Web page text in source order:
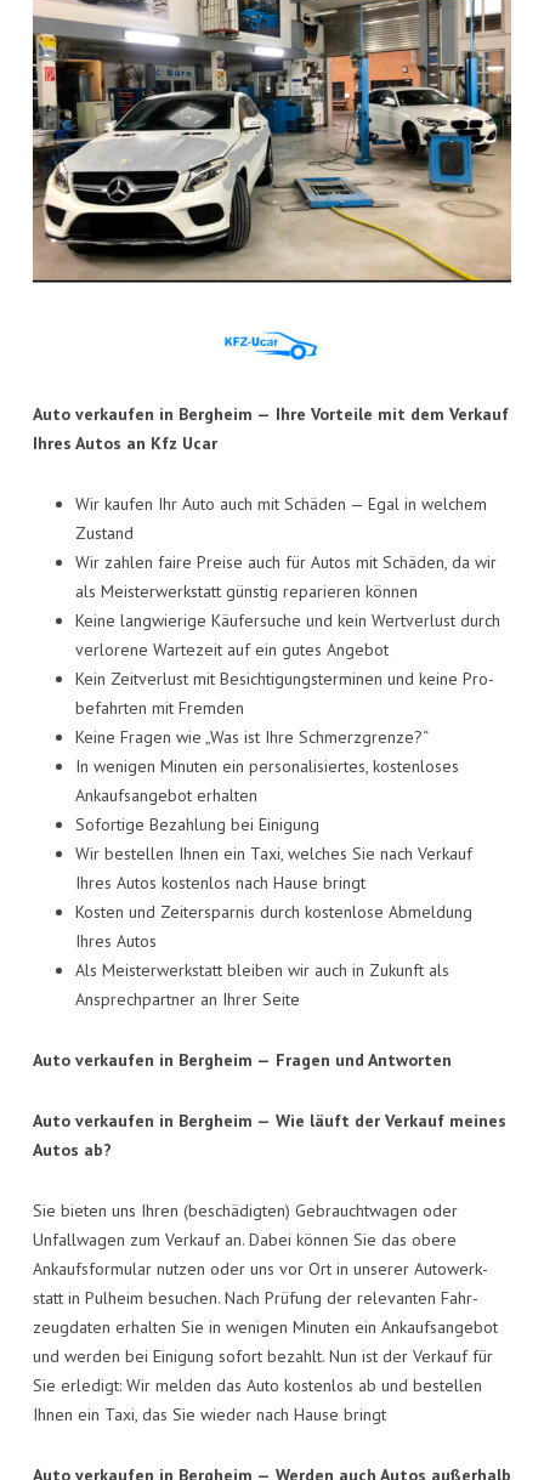
Auto ver­kau­fen in Berg­heim — Ihre Vor­tei­le mit dem Ver­kauf
Ihres Autos an Kfz Ucar
Wir kau­fen Ihr Auto auch mit Schä­den — Egal in wel­chem
Zustand
Wir zah­len fai­re Prei­se auch für Autos mit Schä­den, da wir
als Meis­ter­werk­statt güns­tig repa­rie­ren können
Kei­ne lang­wie­ri­ge Käu­fer­su­che und kein Wert­ver­lust durch
ver­lo­re­ne War­te­zeit auf ein gutes Angebot
Kein Zeit­ver­lust mit Besich­ti­gungs­ter­mi­nen und kei­ne Pro­
be­fahr­ten mit Fremden
Kei­ne Fra­gen wie „Was ist Ihre Schmerzgrenze?“
In weni­gen Minu­ten ein per­so­na­li­sier­tes, kos­ten­lo­ses
Ankaufs­an­ge­bot erhalten
Sofor­ti­ge Bezah­lung bei Einigung
Wir bestel­len Ihnen ein Taxi, wel­ches Sie nach Ver­kauf
Ihres Autos kos­ten­los nach Hau­se bringt
Kos­ten und Zeit­er­spar­nis durch kos­ten­lo­se Abmel­dung
Ihres Autos
Als Meis­ter­werk­statt blei­ben wir auch in Zukunft als
Ansprech­part­ner an Ihrer Seite
Auto ver­kau­fen in Berg­heim — Fra­gen und Antworten
Auto ver­kau­fen in Berg­heim — Wie läuft der Ver­kauf mei­nes
Autos ab?
Sie bie­ten uns Ihren (beschä­dig­ten) Gebraucht­wa­gen oder
Unfall­wa­gen zum Ver­kauf an. Dabei kön­nen Sie das obe­re
Ankaufs­for­mu­lar nut­zen oder uns vor Ort in unse­rer Auto­werk­
statt in Pul­heim besu­chen. Nach Prü­fung der rele­van­ten Fahr­
zeug­da­ten erhal­ten Sie in weni­gen Minu­ten ein Ankaufs­an­ge­bot
und wer­den bei Eini­gung sofort bezahlt. Nun ist der Ver­kauf für
Sie erle­digt: Wir mel­den das Auto kos­ten­los ab und bestel­len
Ihnen ein Taxi, das Sie wie­der nach Hau­se bringt